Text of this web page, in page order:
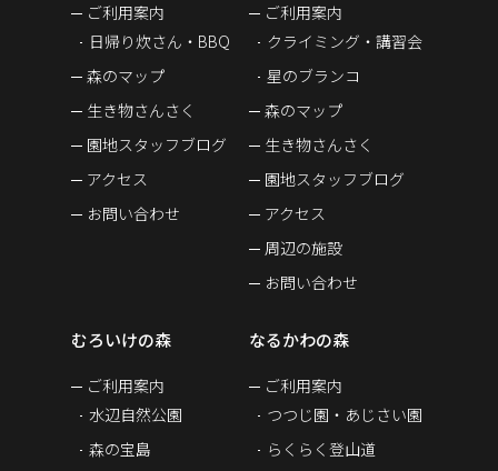
ご利用案内
日帰り炊さん・BBQ
森のマップ
生き物さんさく
園地スタッフブログ
アクセス
お問い合わせ
ご利用案内
クライミング・講習会
星のブランコ
森のマップ
生き物さんさく
園地スタッフブログ
アクセス
周辺の施設
お問い合わせ
むろいけの森
ご利用案内
水辺自然公園
森の宝島
なるかわの森
ご利用案内
つつじ園・あじさい園
らくらく登山道